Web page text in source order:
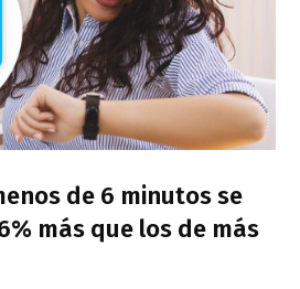
de 6 minutos se
más que los de más